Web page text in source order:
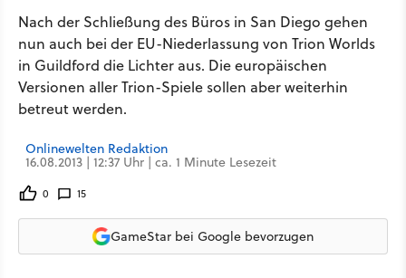
Nach der Schließung des Büros in San Diego gehen
nun auch bei der EU-Niederlassung von Trion Worlds
in Guildford die Lichter aus. Die europäischen
Versionen aller Trion-Spiele sollen aber weiterhin
betreut werden.
Onlinewelten Redaktion
16.08.2013 | 12:37 Uhr | ca. 1 Minute Lesezeit
0 15
GameStar bei Google bevorzugen